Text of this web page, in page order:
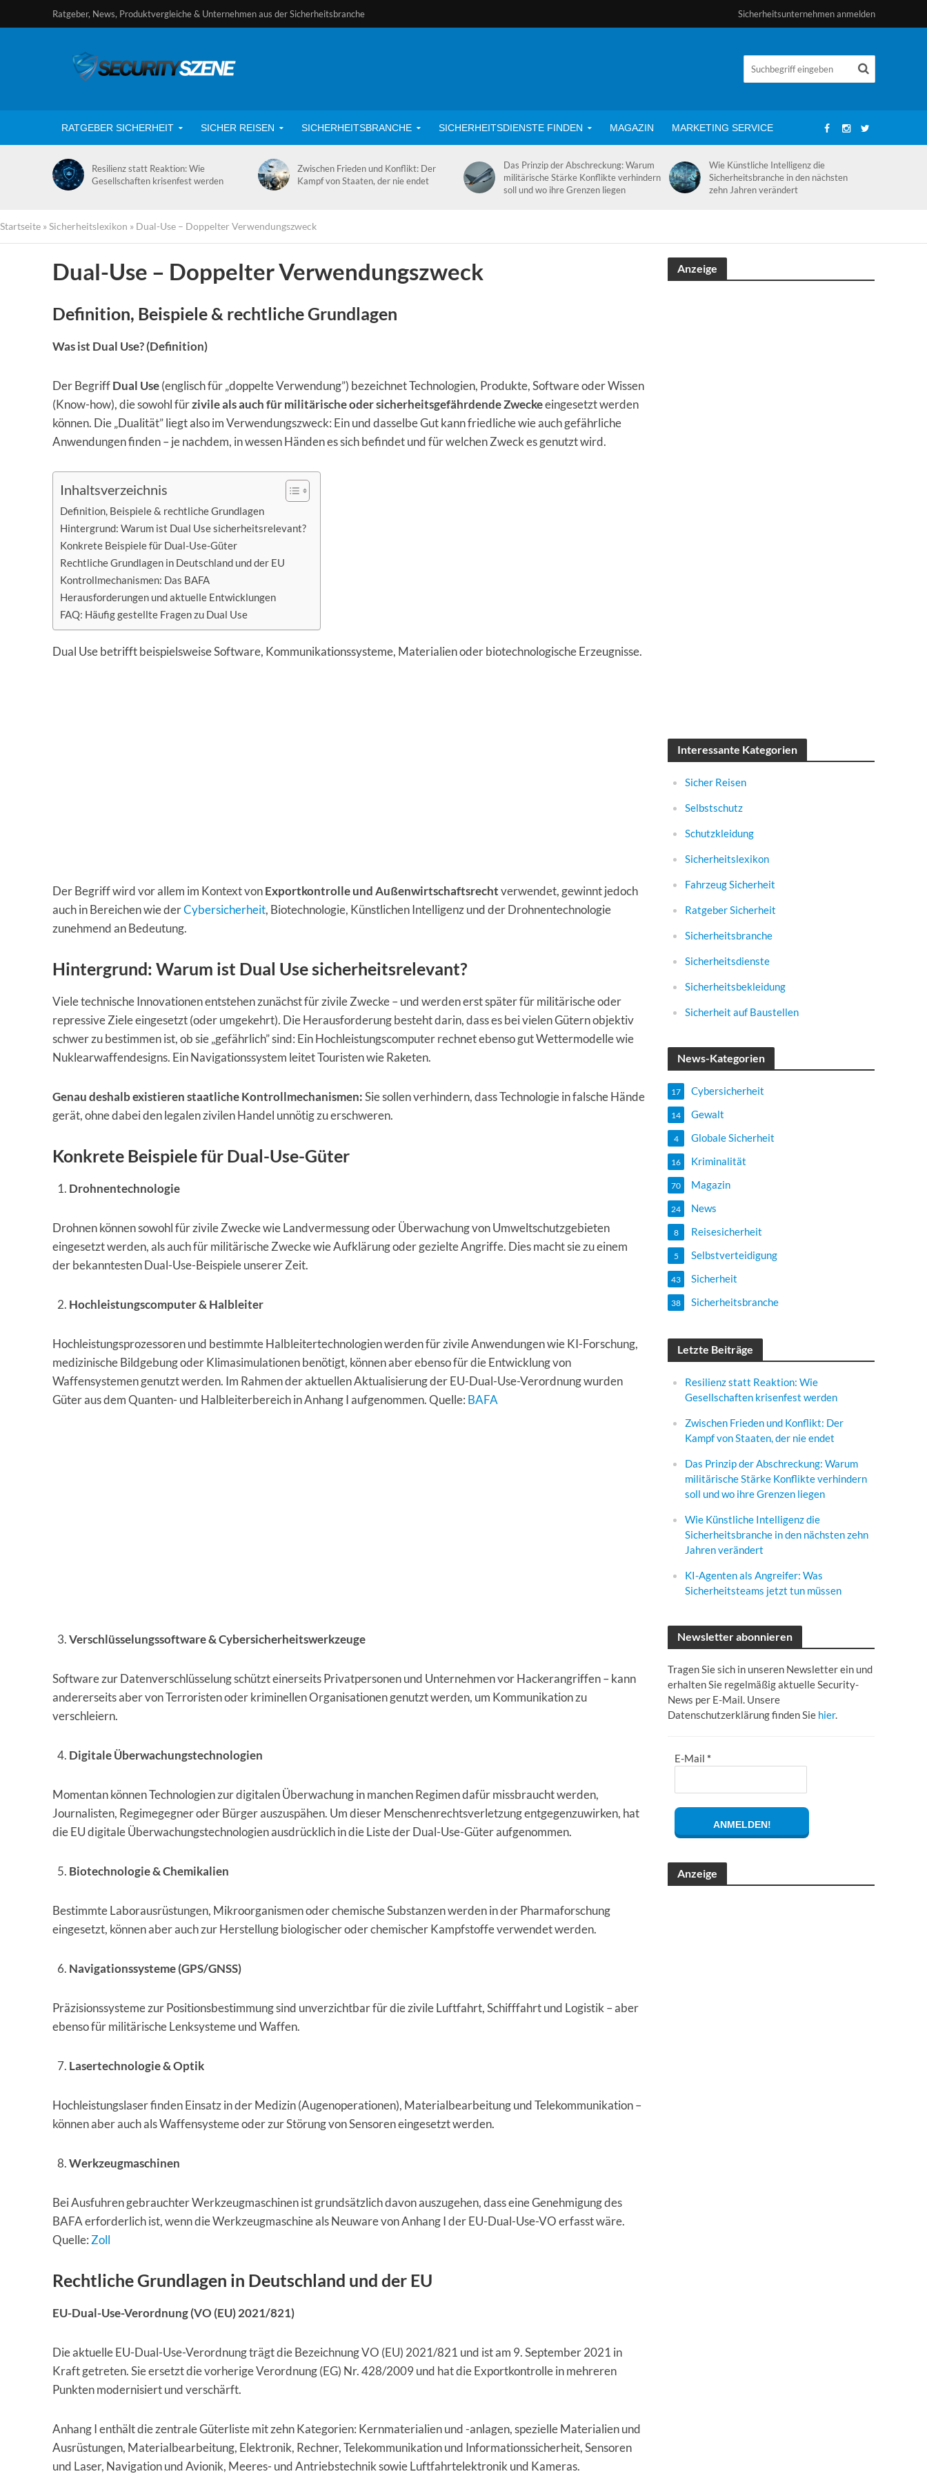
Ratgeber, News, Produktvergleiche & Unternehmen aus der Sicherheitsbranche Sicherheitsunternehmen anmelden
RATGEBER SICHERHEIT SICHER REISEN SICHERHEITSBRANCHE SICHERHEITSDIENSTE FINDEN MAGAZIN MARKETING SERVICE
Resilienz statt Reaktion: Wie
Gesellschaften krisenfest werden
Zwischen Frieden und Konflikt: Der
Kampf von Staaten, der nie endet
Das Prinzip der Abschreckung: Warum
militärische Stärke Konflikte verhindern
soll und wo ihre Grenzen liegen
Wie Künstliche Intelligenz die
Sicherheitsbranche in den nächsten
zehn Jahren verändert
Startseite »Sicherheitslexikon » Dual-Use – Doppelter Verwendungszweck
Dual-Use – Doppelter Verwendungszweck
Definition, Beispiele & rechtliche Grundlagen
Was ist Dual Use? (Definition)
Der BegriffDual Use(englisch für „doppelte Verwendung”) bezeichnet Technologien, Produkte, Software oder Wissen
(Know-how), die sowohl fürzivile als auch für militärische oder sicherheitsgefährdende Zweckeeingesetzt werden
können. Die „Dualität” liegt also im Verwendungszweck: Ein und dasselbe Gut kann friedliche wie auch gefährliche
Anwendungen finden – je nachdem, in wessen Händen es sich befindet und für welchen Zweck es genutzt wird.
Inhaltsverzeichnis
Definition, Beispiele & rechtliche Grundlagen
Hintergrund: Warum ist Dual Use sicherheitsrelevant?
Konkrete Beispiele für Dual-Use-Güter
Rechtliche Grundlagen in Deutschland und der EU
Kontrollmechanismen: Das BAFA
Herausforderungen und aktuelle Entwicklungen
FAQ: Häufig gestellte Fragen zu Dual Use
Dual Use betrifft beispielsweise Software, Kommunikationssysteme, Materialien oder biotechnologische Erzeugnisse.
Der Begriff wird vor allem im Kontext vonExportkontrolle und Außenwirtschaftsrechtverwendet, gewinnt jedoch
auch in Bereichen wie derCybersicherheit, Biotechnologie, Künstlichen Intelligenz und der Drohnentechnologie
zunehmend an Bedeutung.
Hintergrund: Warum ist Dual Use sicherheitsrelevant?
Viele technische Innovationen entstehen zunächst für zivile Zwecke – und werden erst später für militärische oder
repressive Ziele eingesetzt (oder umgekehrt). Die Herausforderung besteht darin, dass es bei vielen Gütern objektiv
schwer zu bestimmen ist, ob sie „gefährlich” sind: Ein Hochleistungscomputer rechnet ebenso gut Wettermodelle wie
Nuklearwaffendesigns. Ein Navigationssystem leitet Touristen wie Raketen.
Genau deshalb existieren staatliche Kontrollmechanismen:Sie sollen verhindern, dass Technologie in falsche Hände
gerät, ohne dabei den legalen zivilen Handel unnötig zu erschweren.
Konkrete Beispiele für Dual-Use-Güter
Drohnentechnologie
Drohnen können sowohl für zivile Zwecke wie Landvermessung oder Überwachung von Umweltschutzgebieten
eingesetzt werden, als auch für militärische Zwecke wie Aufklärung oder gezielte Angriffe. Dies macht sie zu einem
der bekanntesten Dual-Use-Beispiele unserer Zeit.
Hochleistungscomputer & Halbleiter
Hochleistungsprozessoren und bestimmte Halbleitertechnologien werden für zivile Anwendungen wie KI-Forschung,
medizinische Bildgebung oder Klimasimulationen benötigt, können aber ebenso für die Entwicklung von
Waffensystemen genutzt werden. Im Rahmen der aktuellen Aktualisierung der EU-Dual-Use-Verordnung wurden
Güter aus dem Quanten- und Halbleiterbereich in Anhang I aufgenommen. Quelle: BAFA
Verschlüsselungssoftware & Cybersicherheitswerkzeuge
Software zur Datenverschlüsselung schützt einerseits Privatpersonen und Unternehmen vor Hackerangriffen – kann
andererseits aber von Terroristen oder kriminellen Organisationen genutzt werden, um Kommunikation zu
verschleiern.
Digitale Überwachungstechnologien
Momentan können Technologien zur digitalen Überwachung in manchen Regimen dafür missbraucht werden,
Journalisten, Regimegegner oder Bürger auszuspähen. Um dieser Menschenrechtsverletzung entgegenzuwirken, hat
die EU digitale Überwachungstechnologien ausdrücklich in die Liste der Dual-Use-Güter aufgenommen.
Biotechnologie & Chemikalien
Bestimmte Laborausrüstungen, Mikroorganismen oder chemische Substanzen werden in der Pharmaforschung
eingesetzt, können aber auch zur Herstellung biologischer oder chemischer Kampfstoffe verwendet werden.
Navigationssysteme (GPS/GNSS)
Präzisionssysteme zur Positionsbestimmung sind unverzichtbar für die zivile Luftfahrt, Schifffahrt und Logistik – aber
ebenso für militärische Lenksysteme und Waffen.
Lasertechnologie & Optik
Hochleistungslaser finden Einsatz in der Medizin (Augenoperationen), Materialbearbeitung und Telekommunikation –
können aber auch als Waffensysteme oder zur Störung von Sensoren eingesetzt werden.
Werkzeugmaschinen
Bei Ausfuhren gebrauchter Werkzeugmaschinen ist grundsätzlich davon auszugehen, dass eine Genehmigung des
BAFA erforderlich ist, wenn die Werkzeugmaschine als Neuware von Anhang I der EU-Dual-Use-VO erfasst wäre.
Quelle: Zoll
Rechtliche Grundlagen in Deutschland und der EU
EU-Dual-Use-Verordnung (VO (EU) 2021/821)
Die aktuelle EU-Dual-Use-Verordnung trägt die Bezeichnung VO (EU) 2021/821 und ist am 9. September 2021 in
Kraft getreten. Sie ersetzt die vorherige Verordnung (EG) Nr. 428/2009 und hat die Exportkontrolle in mehreren
Punkten modernisiert und verschärft.
Anhang I enthält die zentrale Güterliste mit zehn Kategorien: Kernmaterialien und -anlagen, spezielle Materialien und
Ausrüstungen, Materialbearbeitung, Elektronik, Rechner, Telekommunikation und Informationssicherheit, Sensoren
und Laser, Navigation und Avionik, Meeres- und Antriebstechnik sowie Luftfahrtelektronik und Kameras.
Anzeige
Interessante Kategorien
Sicher Reisen
Selbstschutz
Schutzkleidung
Sicherheitslexikon
Fahrzeug Sicherheit
Ratgeber Sicherheit
Sicherheitsbranche
Sicherheitsdienste
Sicherheitsbekleidung
Sicherheit auf Baustellen
News-Kategorien
Cybersicherheit
17
Gewalt
14
Globale Sicherheit
4
Kriminalität
16
Magazin
70
News
24
Reisesicherheit
8
Selbstverteidigung
5
Sicherheit
43
Sicherheitsbranche
38
Letzte Beiträge
Resilienz statt Reaktion: Wie
Gesellschaften krisenfest werden
Zwischen Frieden und Konflikt: Der
Kampf von Staaten, der nie endet
Das Prinzip der Abschreckung: Warum
militärische Stärke Konflikte verhindern
soll und wo ihre Grenzen liegen
Wie Künstliche Intelligenz die
Sicherheitsbranche in den nächsten zehn
Jahren verändert
KI-Agenten als Angreifer: Was
Sicherheitsteams jetzt tun müssen
Newsletter abonnieren
Tragen Sie sich in unseren Newsletter ein und
erhalten Sie regelmäßig aktuelle Security-
News per E-Mail. Unsere
Datenschutzerklärung finden Sie hier.
E-Mail*
Anzeige